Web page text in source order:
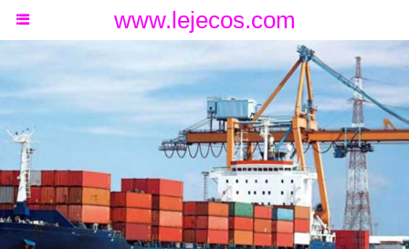
www.lejecos.com